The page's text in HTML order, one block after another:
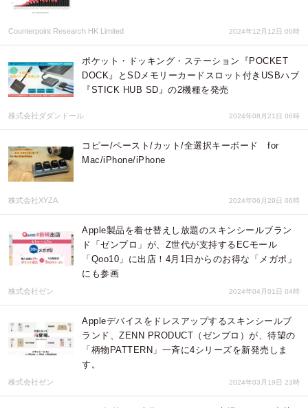
Counterpoint Research HK Limited 2024年12月12日 00時
ポケット・ドッキング・ステーション『POCKET
DOCK』とSDメモリーカードスロット付きUSBハブ
『STICK HUB SD』の2機種を発売
株式会社ダダンドール 2024年08月21日 06時
コピー/ペースト/カット/全選択キーボード for
Mac/iPhone/iPhone
株式会社XYZA 2024年06月29日 06時
Apple製品を着せ替えし放題のスキンシールブラン
ド「ゼンプロ」が、Z世代が支持するECモール
「Qoo10」に出店！4月1日からのお得な「メガポ」
にも参画
株式会社ゼン 2024年04月01日 04時
Appleデバイスをドレスアップするスキンシールブ
ランド、ZENN PRODUCT（ゼンプロ）が、待望の
「柄物PATTERN」一斉に4シリーズを新発売しま
す。
株式会社ゼン 2024年03月19日 23時